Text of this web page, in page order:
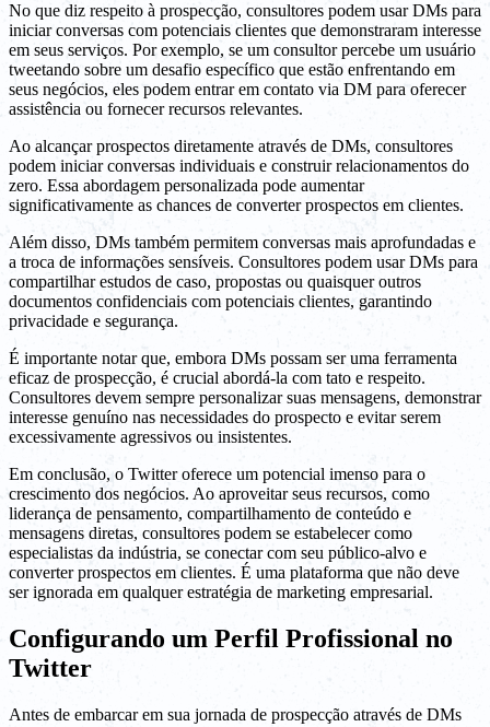
No que diz respeito à prospecção, consultores podem usar DMs para
iniciar conversas com potenciais clientes que demonstraram interesse
em seus serviços. Por exemplo, se um consultor percebe um usuário
tweetando sobre um desafio específico que estão enfrentando em
seus negócios, eles podem entrar em contato via DM para oferecer
assistência ou fornecer recursos relevantes.
Ao alcançar prospectos diretamente através de DMs, consultores
podem iniciar conversas individuais e construir relacionamentos do
zero. Essa abordagem personalizada pode aumentar
significativamente as chances de converter prospectos em clientes.
Além disso, DMs também permitem conversas mais aprofundadas e
a troca de informações sensíveis. Consultores podem usar DMs para
compartilhar estudos de caso, propostas ou quaisquer outros
documentos confidenciais com potenciais clientes, garantindo
privacidade e segurança.
É importante notar que, embora DMs possam ser uma ferramenta
eficaz de prospecção, é crucial abordá-la com tato e respeito.
Consultores devem sempre personalizar suas mensagens, demonstrar
interesse genuíno nas necessidades do prospecto e evitar serem
excessivamente agressivos ou insistentes.
Em conclusão, o Twitter oferece um potencial imenso para o
crescimento dos negócios. Ao aproveitar seus recursos, como
liderança de pensamento, compartilhamento de conteúdo e
mensagens diretas, consultores podem se estabelecer como
especialistas da indústria, se conectar com seu público-alvo e
converter prospectos em clientes. É uma plataforma que não deve
ser ignorada em qualquer estratégia de marketing empresarial.
Configurando um Perfil Profissional no
Twitter
Antes de embarcar em sua jornada de prospecção através de DMs